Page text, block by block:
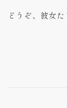
どうぞ、彼女